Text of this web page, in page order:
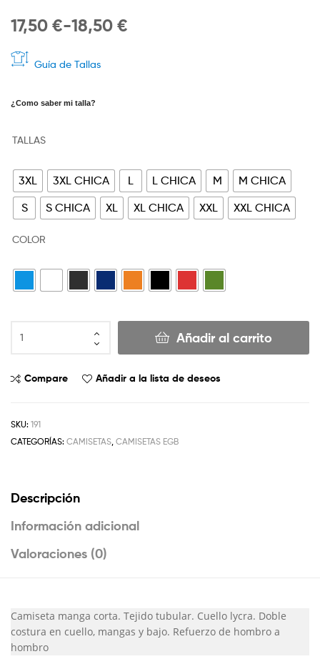
17,50 €-18,50 €
Guía de Tallas
¿Como saber mi talla?
TALLAS
3XL 3XL CHICA L L CHICA M
M CHICA
S
S CHICA XL XL CHICA XXL XXL CHICA
COLOR
Añadir al carrito
Compare Añadir a la lista de deseos
SKU: 191
CATEGORÍAS: CAMISETAS CAMISETAS EGB
Descripción
Información adicional
Valoraciones (0)
Camiseta manga corta. Tejido tubular. Cuello lycra. Doble
costura en cuello, mangas y bajo. Refuerzo de hombro a
hombro